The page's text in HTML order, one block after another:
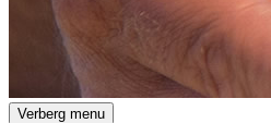
Verberg menu